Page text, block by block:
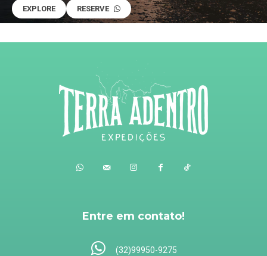
EXPLORE RESERVE
Entre em contato!
(32)99950-9275